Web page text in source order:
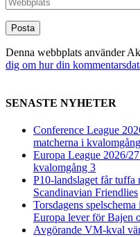
Denna webbplats använder
dig om hur din
SENASTE NYHETER
Conference League
matcherna i
Europa League 2026/
kvalomgång 3
P10-landslaget får tuffa
Scandinavian Friendlies
Torsdagens
Europa lever för Bajen
Avgörande VM-kval